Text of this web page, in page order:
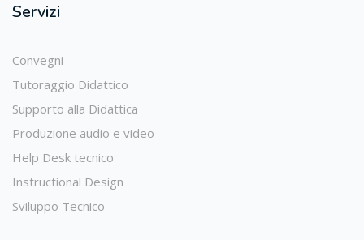
Servizi
Convegni
Tutoraggio Didattico
Supporto alla Didattica
Produzione audio e video
Help Desk tecnico
Instructional Design
Sviluppo Tecnico